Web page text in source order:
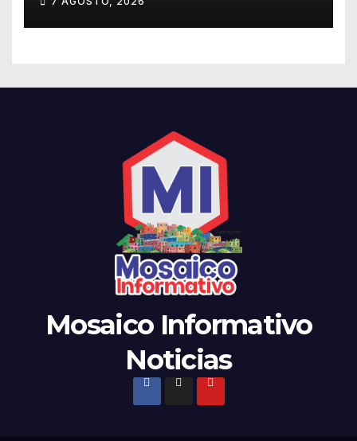
prevención de la violencia en
el noviazgo
Mosaico Informativo
Noticias